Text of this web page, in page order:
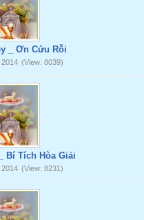
_ Ơn Cứu Rỗi
(View: 8039)
Bí Tích Hòa Giải
(View: 8231)